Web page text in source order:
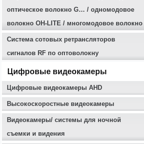
оптическое волокно G… / одномодовое
волокно OH-LITE / многомодовое волокно
Система сотовых ретрансляторов
сигналов RF по оптоволокну
Цифровые видеокамеры
Цифровые видеокамеры AHD
Высокоскоростные видеокамеры
Видеокамеры/ системы для ночной
съемки и видения